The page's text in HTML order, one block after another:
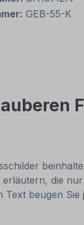
GEB-55-K
die
beugen